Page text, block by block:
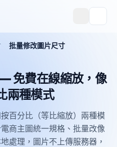
批量修改圖片尺寸
免費在線縮放，像
兩種模式
百分比（等比縮放）兩種模
商主圖統一規格、批量改像
處理，圖片不上傳服務器，